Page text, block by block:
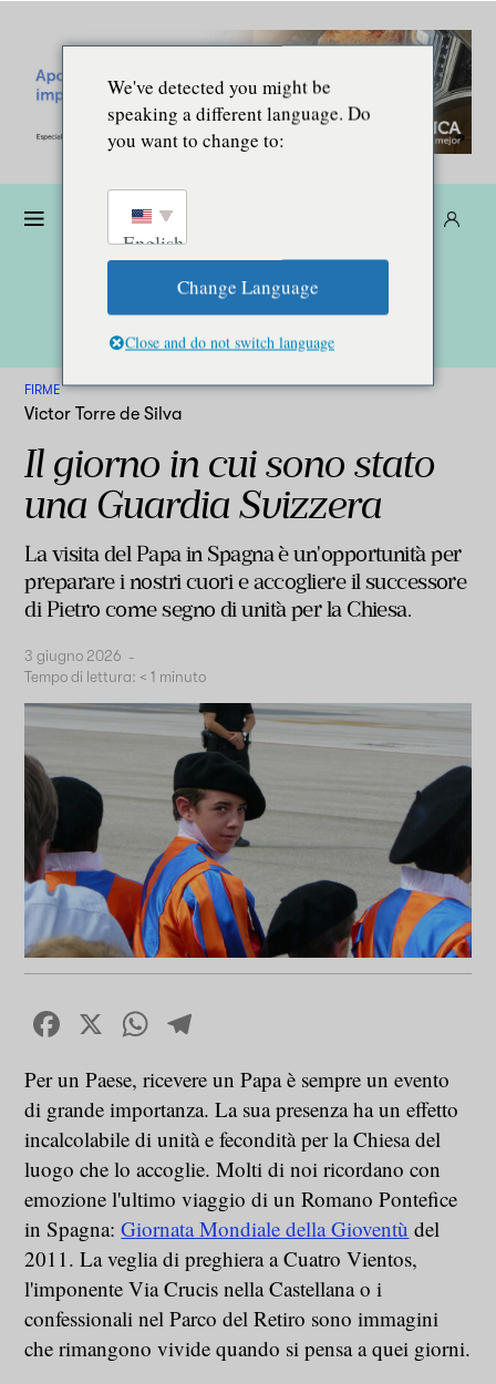
FIRME
Victor Torre de Silva
Il giorno in cui sono stato
una Guardia Svizzera
La visita del Papa in Spagna è un'opportunità per
preparare i nostri cuori e accogliere il successore
di Pietro come segno di unità per la Chiesa.
3 giugno 2026 -
Tempo di lettura: < 1 minuto
Facebook
X WhatsApp
Per un Paese, ricevere un Papa è sempre un evento
di grande importanza. La sua presenza ha un effetto
incalcolabile di unità e fecondità per la Chiesa del
luogo che lo accoglie. Molti di noi ricordano con
emozione l'ultimo viaggio di un Romano Pontefice
in Spagna:Giornata Mondiale della Gioventù del
2011. La veglia di preghiera a Cuatro Vientos,
l'imponente Via Crucis nella Castellana o i
confessionali nel Parco del Retiro sono immagini
che rimangono vivide quando si pensa a quei giorni.
We've detected you might be
speaking a different language. Do
you want to change to:
English
Change Language
Close and do not switch language